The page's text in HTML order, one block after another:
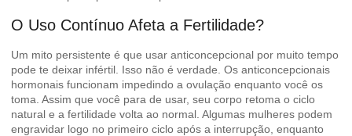
O Uso Contínuo Afeta a Fertilidade?
Um mito persistente é que usar anticoncepcional por muito tempo
pode te deixar infértil. Isso não é verdade. Os anticoncepcionais
hormonais funcionam impedindo a ovulação enquanto você os
toma. Assim que você para de usar, seu corpo retoma o ciclo
natural e a fertilidade volta ao normal. Algumas mulheres podem
engravidar logo no primeiro ciclo após a interrupção, enquanto